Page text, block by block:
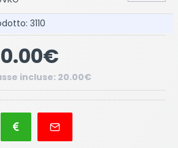
3110
incluse: 20.00€